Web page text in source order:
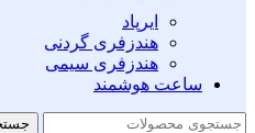
ایرپاد
هندزفری گردنی
هندزفری سیمی
ساعت هوشمند